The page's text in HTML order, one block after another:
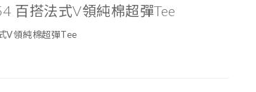
百搭法式V領純棉超彈Tee
V領純棉超彈Tee